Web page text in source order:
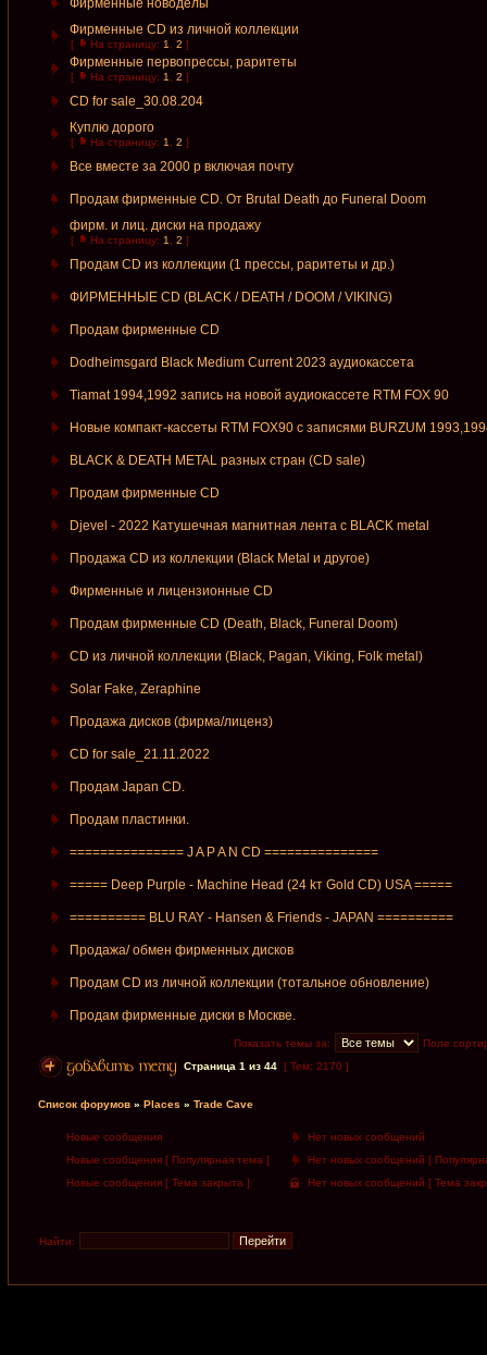
Фирменные новоделы
Фирменные CD из личной коллекции
[ На страницу: 1 2 ]
Фирменные первопрессы, раритеты
[ На страницу: 1 2 ]
CD for sale_30.08.204
Куплю дорого
[ На страницу: 1 2 ]
Все вместе за 2000 р включая почту
Продам фирменные CD. От Brutal Death до Funeral Doom
фирм. и лиц. диски на продажу
[ На страницу: 1 2 ]
Продам CD из коллекции (1 прессы, раритеты и др.)
ФИРМЕННЫЕ CD (BLACK / DEATH / DOOM / VIKING)
Продам фирменные СD
Dodheimsgard Black Medium Current 2023 аудиокассета
Tiamat 1994,1992 запись на новой аудиокассете RTM FOX 90
Новые компакт-кассеты RTM FOX90 c записями BURZUM
BLACK & DEATH METAL разных стран (CD sale)
Продам фирменные СD
Djevel - 2022 Катушечная магнитная лента с BLACK metal
Продажа CD из коллекции (Black Metal и другое)
Фирменные и лицензионные CD
Продам фирменные CD (Death, Black, Funeral Doom)
CD из личной коллекции (Black, Pagan, Viking, Folk metal)
Solar Fake, Zeraphine
Продажа дисков (фирма/лиценз)
CD for sale_21.11.2022
Продам Japan CD.
Продам пластинки.
=============== J A P A N CD ===============
===== Deep Purple - Machine Head (24 kт Gold CD) USA =====
========== BLU RAY - Hansen & Friends - JAPAN ==========
Продажа/ обмен фирменных дисков
Продам CD из личной коллекции (тотальное обновление)
Продам фирменные диски в Москве.
Показать темы за:
Поле
Страница 1 из 44 [ Тем: 2170 ]
Список форумов » Places » Trade Cave
Новые сообщения
Нет новых сообщений
Новые сообщения [ Популярная тема ]
Нет новых сообщений [
Новые сообщения [ Тема закрыта ]
Нет новых сообщений [ Тема
Найти: